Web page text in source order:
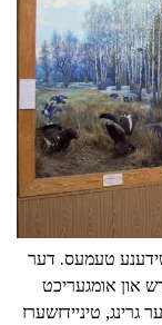
טעמעס. דער
אַנדערש און אומגעריכט
איז זייער גרינג, טיניידזשערז